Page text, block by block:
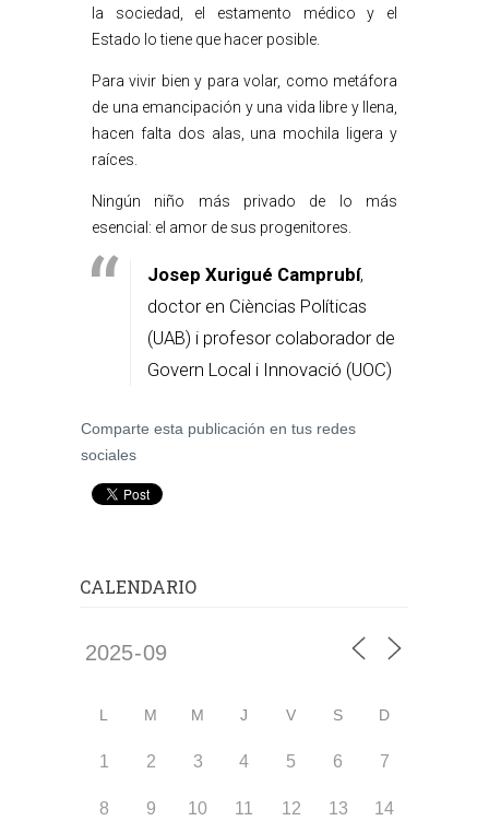
la sociedad, el estamento médico y el
Estado lo tiene que hacer posible.
Para vivir bien y para volar, como metáfora
de una emancipación y una vida libre y llena,
hacen falta dos alas, una mochila ligera y
raíces.
Ningún niño más privado de lo más
esencial: el amor de sus progenitores.
Josep Xurigué Camprubí,
doctor en Cièncias Políticas
(UAB) i profesor colaborador de
Govern Local i Innovació (UOC)
Comparte esta publicación en tus redes
sociales
CALENDARIO
L M M J V S D
1 2 3 4 5 6 7
8 9 10 11 12 13 14